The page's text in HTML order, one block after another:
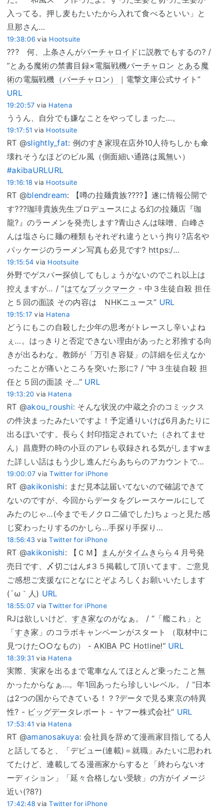
入ってる。押し麦もたいたから入れて食べるといい」と
旦那さん…
19:38:06 via Hootsuite
??? 何、 上条さんがバーチャロイド に説教でもするの? /
“とある魔術の禁書目録×電脳戦機バーチャロン とある魔
術の電脳戦機（バーチャロン）
｜ 電撃文庫公式サイト”
URL
19:20:57 via Hatena
ううん、自分でも嫌なことをやってしまった…。
19:17:51 via Hootsuite
RT @slightly_fat: 例のすき家現在店外10人待ちしかも傘
壊れそうなほどのビル風（側面細い通路は風無い）
#akibaURLURL
19:16:18 via Hootsuite
RT @blendream: 【噂の拉麺貴族????】遂に情報公開で
す???珈琲貴族先生プロデュースによる幻の拉麺店『珈
龍?』のラーメンを発売します?青山さんは味噌、白峰さ
んは塩さらに麺の種類もそれぞれ違うという拘り?店名や
パッケージのラーメン写真も必見です? https:/…
19:15:54 via Hootsuite
外野でゲスパー探偵してもしょうがないのでこれ以上は
控えますが… / “はてなブックマーク - 中３生徒自殺 担任
と５回の面談 その内容は NHKニュース” URL
19:15:17 via Hatena
どうにもこの自殺した少年の思考がトレースし辛いよね
ぇ…。はっきりと否定できない理由があったと邪推する向
きが出るわな。教師が「万引き容疑」の詳細を伝えなか
ったことが痛いところを突いた形に? / “中３生徒自殺 担
任と５回の面談 そ…” URL
19:13:20 via Hatena
RT @akou_roushi: そんな状況の中蔵之介のコミックス
の件決まったみたいですよ！予定通りいけば6月あたりに
出るぽいです。長らく封印指定されていた（されてませ
ん）昌鹿野の時の小豆のアレも収録される気がしますwま
た詳しい話はもう少し進んだらあちらのアカウントで…
19:00:07 viaTwitter for iPhone
RT @akikonishi: まだ見本誌届いてないので確認できて
ないのですが、今回からデータをグレースケールにして
みたのじゃ…(今までモノクロ二値でした)ちょっと見た感
じ変わったりするのかしら…手探り手探り…
18:56:43 viaTwitter for iPhone
RT @akikonishi: 【ＣＭ】 まんがタイムきらら ４月号発
売日です、〆切ごはん♯３５掲載して頂いてます。ご意見
ご感想ご支援なにとなにとぞよろしくお願いいたします
(´ω｀人) URL
18:55:07 viaTwitter for iPhone
RJは欲しいけど、すき家なのがなぁ。 / “「艦これ」と
「すき家 」のコラボキャンペーンがスタート （取材中に
見つけた○○なもの） -AKIBA PC Hotline!” URL
18:39:31 via Hatena
実際、実家を出るまで電車なんてほとんど乗ったこと無
かったからなぁ…。年1回あったら珍しいレベル。 / “日本
は2つの国からできている！？?データで見る東京の特異
性? - ビッグデータ レポート - ヤフー株式会社” URL
17:53:41 via Hatena
RT @amanosakuya: 会社員を辞めて漫画家目指してる人
と話してると、「デビュー(連載)＝就職」みたいに思われ
てたけど、連載してる漫画家からすると「終わらないオ
ーディション」「延々合格しない受験」の方がイメージ
近い(?8?)
17:42:48 viaTwitter for iPhone